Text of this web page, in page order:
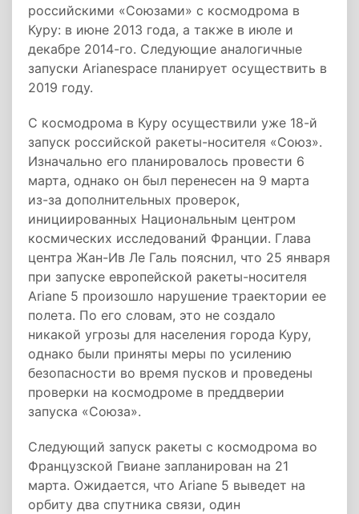
российскими «Союзами» с космодрома в
Куру: в июне 2013 года, а также в июле и
декабре 2014-го. Следующие аналогичные
запуски Arianespace планирует осуществить в
2019 году.
С космодрома в Куру осуществили уже 18-й
запуск российской ракеты-носителя «Союз».
Изначально его планировалось провести 6
марта, однако он был перенесен на 9 марта
из-за дополнительных проверок,
инициированных Национальным центром
космических исследований Франции. Глава
центра Жан-Ив Ле Галь пояснил, что 25 января
при запуске европейской ракеты-носителя
Ariane 5 произошло нарушение траектории ее
полета. По его словам, это не создало
никакой угрозы для населения города Куру,
однако были приняты меры по усилению
безопасности во время пусков и проведены
проверки на космодроме в преддверии
запуска «Союза».
Следующий запуск ракеты с космодрома во
Французской Гвиане запланирован на 21
марта. Ожидается, что Ariane 5 выведет на
орбиту два спутника связи, один